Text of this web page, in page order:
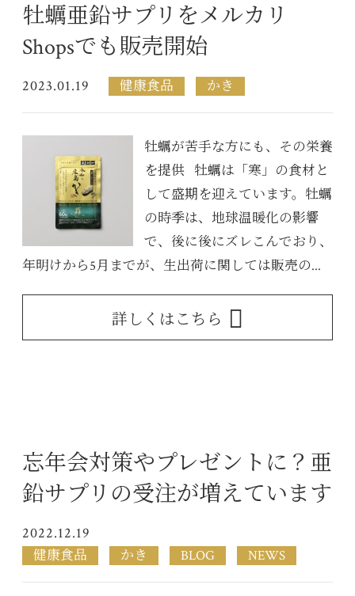
牡蠣亜鉛サプリをメルカリ
Shopsでも販売開始
2023.01.19 健康食品 かき
牡蠣が苦手な方にも、その栄養
を提供 牡蠣は「寒」の食材と
して盛期を迎えています。牡蠣
の時季は、地球温暖化の影響
で、後に後にズレこんでおり、
年明けから5月までが、生出荷に関しては販売の...
詳しくはこちら
忘年会対策やプレゼントに？亜
鉛サプリの受注が増えています
2022.12.19
健康食品 かき BLOG NEWS